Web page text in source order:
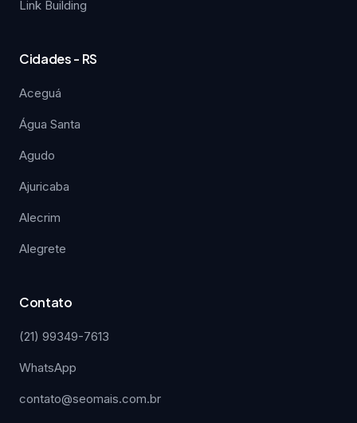
Link Building
Cidades - RS
Aceguá
Água Santa
Agudo
Ajuricaba
Alecrim
Alegrete
Contato
(21) 99349-7613
WhatsApp
contato@seomais.com.br